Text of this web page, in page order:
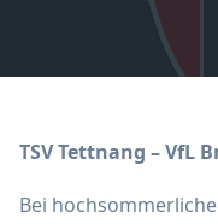
TSV Tettnang – VfL
Bei